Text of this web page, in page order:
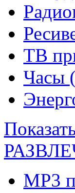
ТВ
Часы
MP3